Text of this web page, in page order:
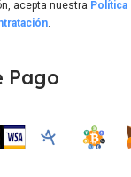
acepta nuestra Política
.
Pago